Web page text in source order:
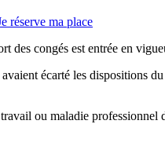
réserve ma place
des congés est entrée en
écarté les dispositions
ou maladie professionnel